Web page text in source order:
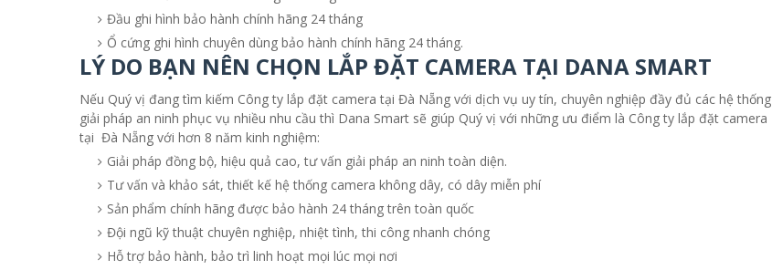
Đầu ghi hình bảo hành chính hãng 24 tháng
Ổ cứng ghi hình chuyên dùng bảo hành chính hãng 24 tháng.
LÝ DO BẠN NÊN CHỌN LẮP ĐẶT CAMERA TẠI DANA SMART
Nếu Quý vị đang tìm kiếm Công ty lắp đặt camera tại Đà Nẵng với dịch vụ uy tín, chuyên nghiệp đầy đủ các hệ thống
giải pháp an ninh phục vụ nhiều nhu cầu thì Dana Smart sẽ giúp Quý vị với những ưu điểm là Công ty lắp đặt camera
tại Đà Nẵng với hơn 8 năm kinh nghiệm:
Giải pháp đồng bộ, hiệu quả cao, tư vấn giải pháp an ninh toàn diện.
Tư vấn và khảo sát, thiết kế hệ thống camera không dây, có dây miễn phí
Sản phẩm chính hãng được bảo hành 24 tháng trên toàn quốc
Đội ngũ kỹ thuật chuyên nghiệp, nhiệt tình, thi công nhanh chóng
Hỗ trợ bảo hành, bảo trì linh hoạt mọi lúc mọi nơi